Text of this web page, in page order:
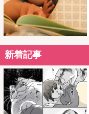
新着記事